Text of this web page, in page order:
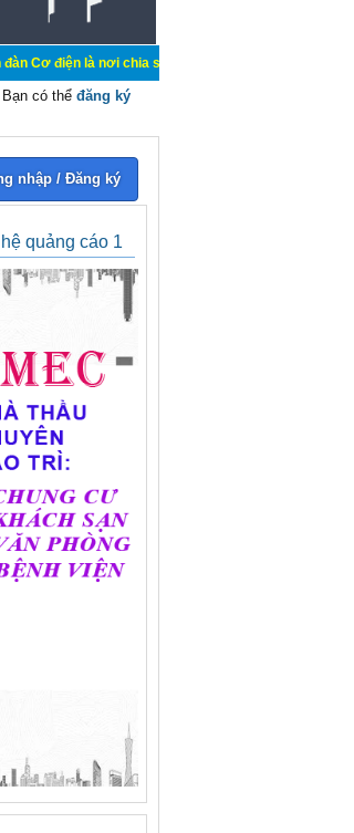
nơi chia sẽ kiến thức kinh nghiệm trong lãnh vực
có thể đăng ký
nhập / Đăng ký
quảng cáo 1